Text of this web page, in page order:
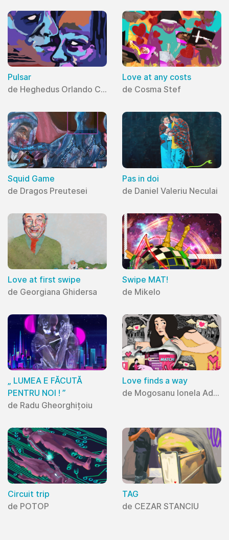
Pulsar
de Heghedus Orlando Cristian
Love at any costs
de Cosma Stef
Squid Game
de Dragos Preutesei
Pas in doi
de Daniel Valeriu Neculai
Love at first swipe
de Georgiana Ghidersa
Swipe MAT!
de Mikelo
„ LUMEA E FĂCUTĂ
PENTRU NOI ! ”
de Radu Gheorghițoiu
Love finds a way
de Mogosanu Ionela Adriana
Circuit trip
de POTOP
TAG
de CEZAR STANCIU